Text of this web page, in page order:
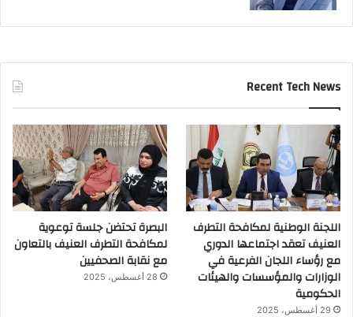
Recent Tech News
اللجنة الوطنية لمكافحة التطرف
العنيف تعقد اجتماعها الدوري
مع رؤساء اللجان الفرعية في
الوزارات والمؤسسات والهيئات
الحكومية
29 أغسطس، 2025
البصرة تحتضن جلسة توعوية
لمكافحة التطرف العنيف بالتعاون
مع نقابة الصحفيين
28 أغسطس، 2025